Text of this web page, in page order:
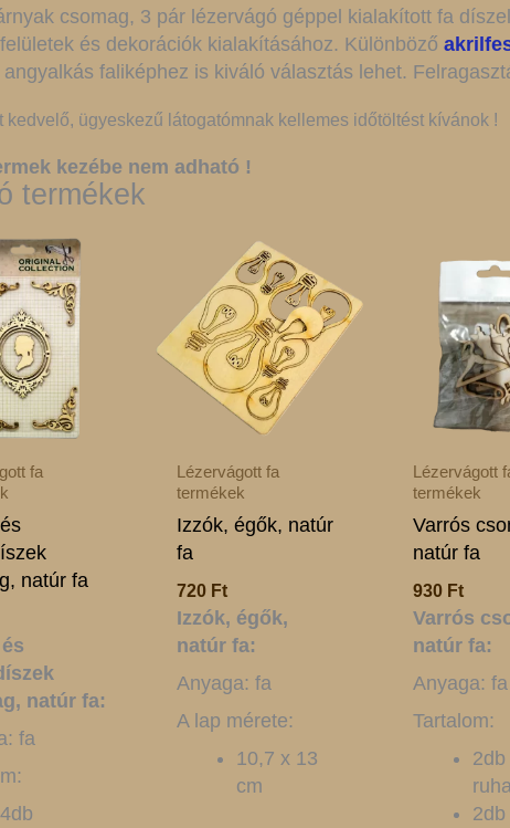
csomag, 3 pár lézervágó géppel kialakított fa
és dekorációk kialakításához. Különböző
faliképhez is kiváló választás lehet.
kedvelő, ügyeskezű látogatómnak kellemes időtöltést kívánok !
kezébe nem adható !
termékek
fa
natúr fa
natúr fa:
fa
4db
Lézervágott fa
termékek
Izzók, égők, natúr
fa
720 Ft
Izzók, égők,
natúr fa:
Anyaga: fa
A lap mérete:
10,7 x 13
cm
Lézervágott
termékek
Varrós
natúr fa
930 Ft
Varrós
natúr fa:
Anyaga: fa
Tartalom:
2db
2db